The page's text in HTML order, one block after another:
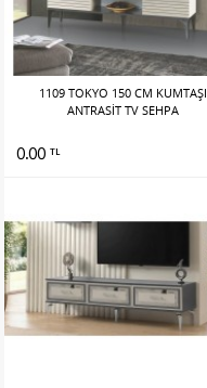
1109 TOKYO 150 CM KUMTAŞI
ANTRASİT TV SEHPA
0.00 TL